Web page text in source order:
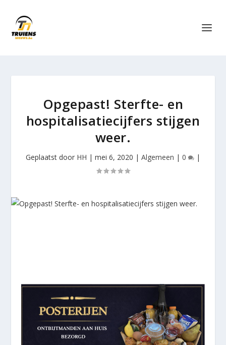
Opgepast! Sterfte- en
hospitalisatiecijfers stijgen
weer.
Geplaatst door HH | mei 6, 2020 | Algemeen | 0 |